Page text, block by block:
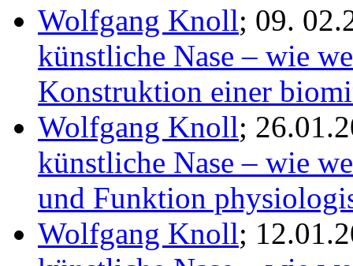
Wolfgang Knoll; 09.
künstliche Nase – wie
Konstruktion einer
Wolfgang Knoll;
künstliche Nase – wie
und Funktion
Wolfgang Knoll;